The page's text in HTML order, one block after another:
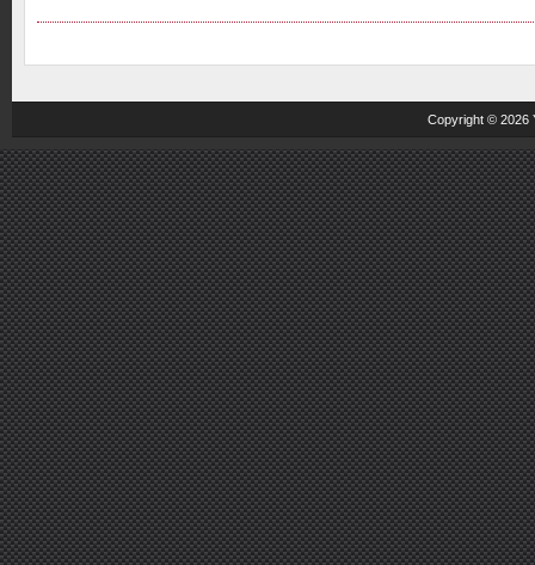
Copyright © 2026